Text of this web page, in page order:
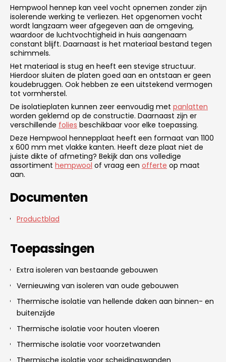
Hempwool hennep kan veel vocht opnemen zonder zijn
isolerende werking te verliezen. Het opgenomen vocht
wordt langzaam weer afgegeven aan de omgeving,
waardoor de luchtvochtigheid in huis aangenaam
constant blijft. Daarnaast is het materiaal bestand tegen
schimmels.
Het materiaal is stug en heeft een stevige structuur.
Hierdoor sluiten de platen goed aan en ontstaan er geen
koudebruggen. Ook hebben ze een uitstekend vermogen
tot vormherstel.
De isolatieplaten kunnen zeer eenvoudig met panlatten
worden geklemd op de constructie. Daarnaast zijn er
verschillende folies beschikbaar voor elke toepassing.
Deze Hempwool hennepplaat heeft een formaat van 1100
x 600 mm met vlakke kanten. Heeft deze plaat niet de
juiste dikte of afmeting? Bekijk dan ons volledige
assortiment hempwool of vraag een offerte op maat
aan.
Documenten
Productblad
Toepassingen
Extra isoleren van bestaande gebouwen
Vernieuwing van isoleren van oude gebouwen
Thermische isolatie van hellende daken aan binnen- en
buitenzijde
Thermische isolatie voor houten vloeren
Thermische isolatie voor voorzetwanden
Thermische isolatie voor scheidingswanden